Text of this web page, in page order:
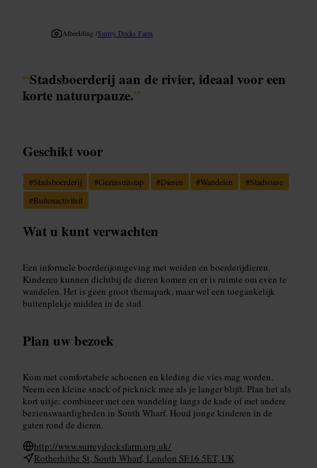
Afbeelding /Surrey Docks Farm
“Stadsboerderij aan de rivier, ideaal voor een
korte natuurpauze.”
Geschikt voor
#Stadsboerderij #Gezinsuitstap #Dieren #Wandelen #Stadsoase
#Buitenactiviteit
Wat u kunt verwachten
Een informele boerderijomgeving met weiden en boerderijdieren.
Kinderen kunnen dichtbij de dieren komen en er is ruimte om even te
wandelen. Het is geen groot themapark, maar wel een toegankelijk
buitenplekje midden in de stad.
Plan uw bezoek
Kom met comfortabele schoenen en kleding die vies mag worden.
Neem een kleine snack of picknick mee als je langer blijft. Plan het als
kort uitje: combineer met een wandeling langs de kade of met andere
bezienswaardigheden in South Wharf. Houd jonge kinderen in de
gaten rond de dieren.
http://www.surreydocksfarm.org.uk/
Rotherhithe St, South Wharf, London SE16 5ET, UK